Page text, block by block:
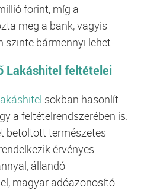
forint, míg a
meg a bank, vagyis
bármennyi lehet.
Lakáshitel feltételei
sokban hasonlít
a feltételrendszerében is.
betöltött természetes
érvényes
állandó
magyar adóazonosító